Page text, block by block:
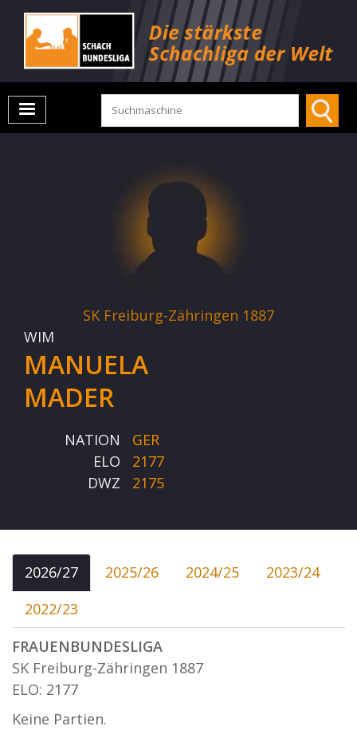
SK Freiburg-Zähringen 1887
WIM
MANUELA
MADER
NATION
GER
ELO
2177
DWZ
2175
2026/27 2025/26 2024/25
2023/24
2022/23
FRAUENBUNDESLIGA
SK Freiburg-Zähringen 1887
ELO: 2177
Keine Partien.